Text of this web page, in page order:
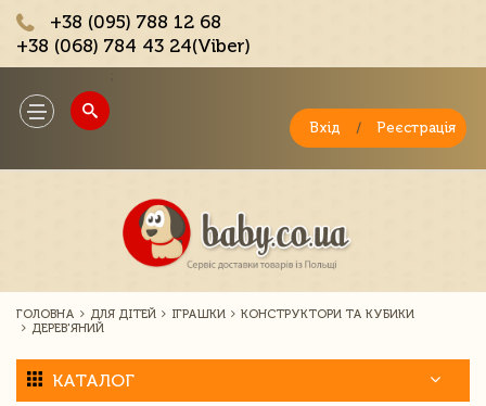
+38 (095) 788 12 68
+38 (068) 784 43 24(Viber)
Toggle
navigation
Вхід / Реєстрація
ГОЛОВНА ДЛЯ ДІТЕЙ ІГРАШКИ
КОНСТРУКТОРИ ТА КУБИКИ
ДЕРЕВ'ЯНИЙ
КАТАЛОГ